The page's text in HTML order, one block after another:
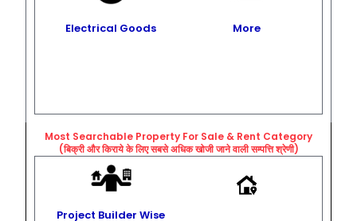
Electrical Goods More
Most Searchable Property For Sale & Rent Category
(बिक्री और किराये के लिए सबसे अधिक खोजी जाने वाली सम्पत्ति श्रेणी)
Project Builder Wise